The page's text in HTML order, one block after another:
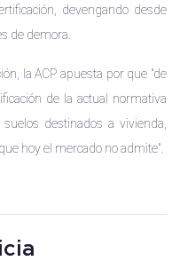
devengando desde
de demora.
la ACP apuesta por que "de
de la actual normativa
destinados a vivienda,
hoy el mercado no admite".